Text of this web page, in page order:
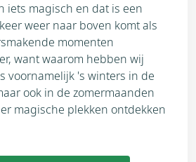
iets magisch en dat is een
weer naar boven komt als
momenten
want waarom hebben wij
voornamelijk 's winters in de
ook in de zomermaanden
magische plekken ontdekken